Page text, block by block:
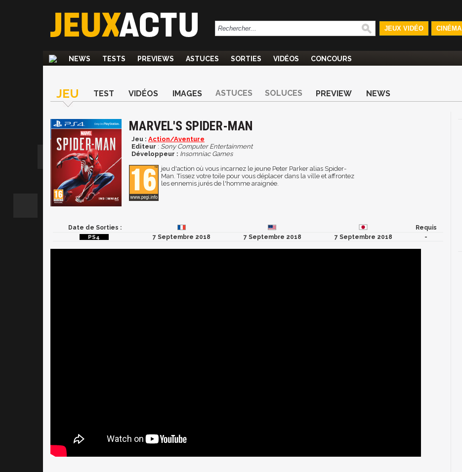
JEUX VIDÉO CINÉMA
NEWS TESTS PREVIEWS ASTUCES SORTIES VIDÉOS CONCOURS
JEU TEST VIDÉOS IMAGES ASTUCES SOLUCES PREVIEW NEWS
MARVEL'S SPIDER-MAN
Jeu : Action/Aventure
Editeur : Sony Computer Entertainment
Développeur : Insomniac Games
jeu d'action où vous incarnez le jeune Peter Parker alias Spider-
Man. Tissez votre toile pour vous déplacer dans la ville et affrontez
les ennemis jurés de l'homme araignée.
Date de Sorties :
Requis
7 Septembre 2018
7 Septembre 2018 7 Septembre 2018 -